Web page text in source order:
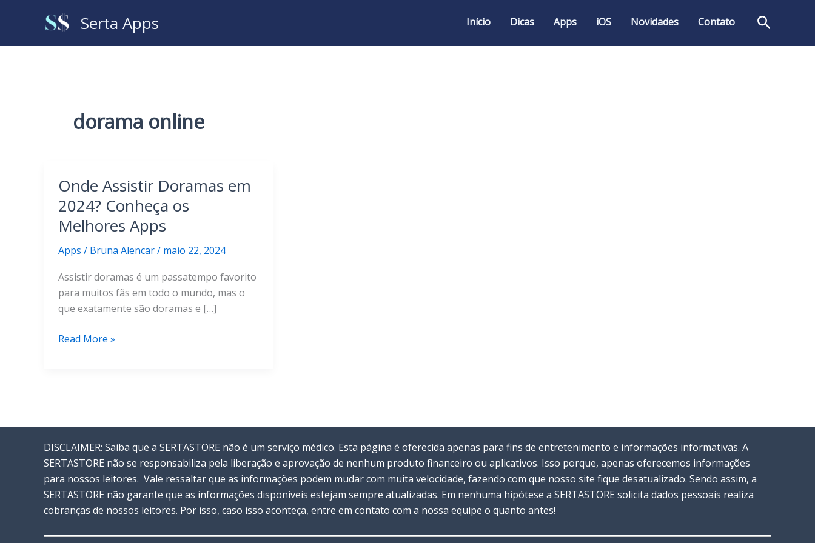
Serta Apps Início Dicas Apps iOS Novidades Contato
dorama online
Onde Assistir Doramas em
2024? Conheça os
Melhores Apps
Apps / Bruna Alencar/ maio 22, 2024
Assistir doramas é um passatempo favorito
para muitos fãs em todo o mundo, mas o
que exatamente são doramas e […]
Onde
Melhores
Apps
Read More »
DISCLAIMER: Saiba que a SERTASTORE não é um serviço médico. Esta página é oferecida apenas para fins de entretenimento e informações informativas. A
SERTASTORE não se responsabiliza pela liberação e aprovação de nenhum produto financeiro ou aplicativos. Isso porque, apenas oferecemos informações
para nossos leitores. Vale ressaltar que as informações podem mudar com muita velocidade, fazendo com que nosso site fique desatualizado. Sendo assim, a
SERTASTORE não garante que as informações disponíveis estejam sempre atualizadas. Em nenhuma hipótese a SERTASTORE solicita dados pessoais realiza
cobranças de nossos leitores. Por isso, caso isso aconteça, entre em contato com a nossa equipe o quanto antes!